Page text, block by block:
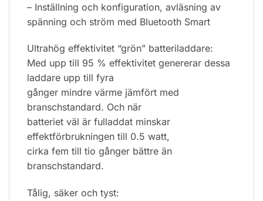
– Inställning och konfiguration, avläsning av
spänning och ström med Bluetooth Smart
Ultrahög effektivitet “grön” batteriladdare:
Med upp till 95 % effektivitet genererar dessa
laddare upp till fyra
gånger mindre värme jämfört med
branschstandard. Och när
batteriet väl är fulladdat minskar
effektförbrukningen till 0.5 watt,
cirka fem till tio gånger bättre än
branschstandard.
Tålig, säker och tyst: